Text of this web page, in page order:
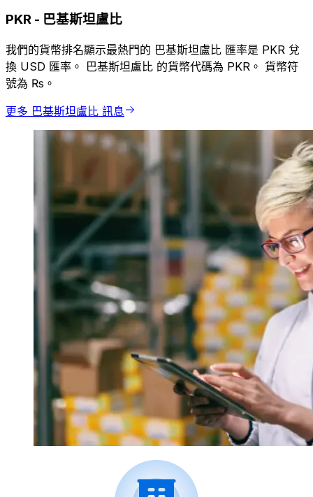
PKR - 巴基斯坦盧比
我們的貨幣排名顯示最熱門的 巴基斯坦盧比 匯率是 PKR 兌
換 USD 匯率。 巴基斯坦盧比 的貨幣代碼為 PKR。 貨幣符
號為 ₨。
更多 巴基斯坦盧比 訊息